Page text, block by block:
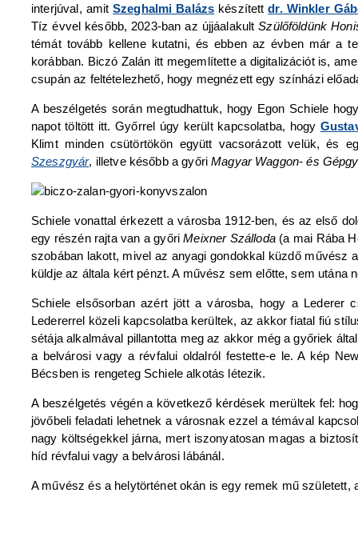
interjúval, amitSzeghalmi Balázs készítettdr. Winkler
Tíz évvel később, 2023-ban az újjáalakult Szülőföldünk
témát tovább kellene kutatni, és ebben az évben már a
korábban. Biczó Zalán itt megemlítette a digitalizációt is,
csupán az feltételezhető, hogy megnézett egy színházi
A beszélgetés során megtudhattuk, hogy Egon Schiele
napot töltött itt. Győrrel úgy került kapcsolatba, hogy
Klimt minden csütörtökön együtt vacsorázott velük, és
Szeszgyár, illetve később a győriMagyar Waggon- és
Schiele vonattal érkezett a városba 1912-ben, és az első
egy részén rajta van a győriMeixner Szálloda(a mai Rába
szobában lakott, mivel az anyagi gondokkal küzdő művész
küldje az általa kért pénzt. A művész sem előtte, sem
Schiele elsősorban azért jött a városba, hogy a Lederer
Ledererrel közeli kapcsolatba kerültek, az akkor fiatal fiú
sétája alkalmával pillantotta meg az akkor még a győriek
a belvárosi vagy a révfalui oldalról festette-e le. A kép
Bécsben is rengeteg Schiele alkotás létezik.
A beszélgetés végén a következő kérdések merültek fel:
jövőbeli feladati lehetnek a városnak ezzel a témával
nagy költségekkel járna, mert iszonyatosan magas a
híd révfalui vagy a belvárosi lábánál.
A művész és a helytörténet okán is egy remek mű született,